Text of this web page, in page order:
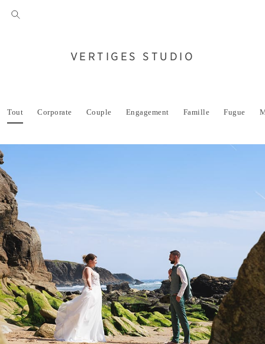
VERTIGES STUDIO
Tout Corporate Couple Engagement Famille Fugue